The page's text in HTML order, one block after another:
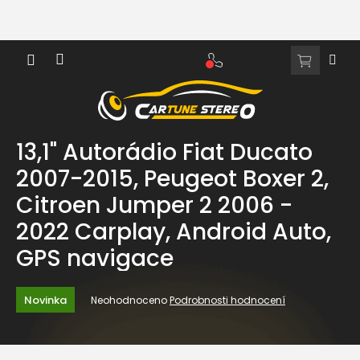
obsah
NÁKUPNÍ
13,1" Autorádio Fiat Ducato
2007-2015, Peugeot Boxer 2,
Citroen Jumper 2 2006 -
2022 Carplay, Android Auto,
GPS navigace
Novinka
Průměrné
je
NeohodnocenoPodrobnosti hodnocení